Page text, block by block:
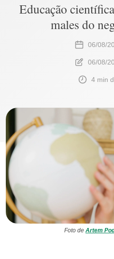
Educação
males do
06/08/
06/08/
4 min
Foto de Artem